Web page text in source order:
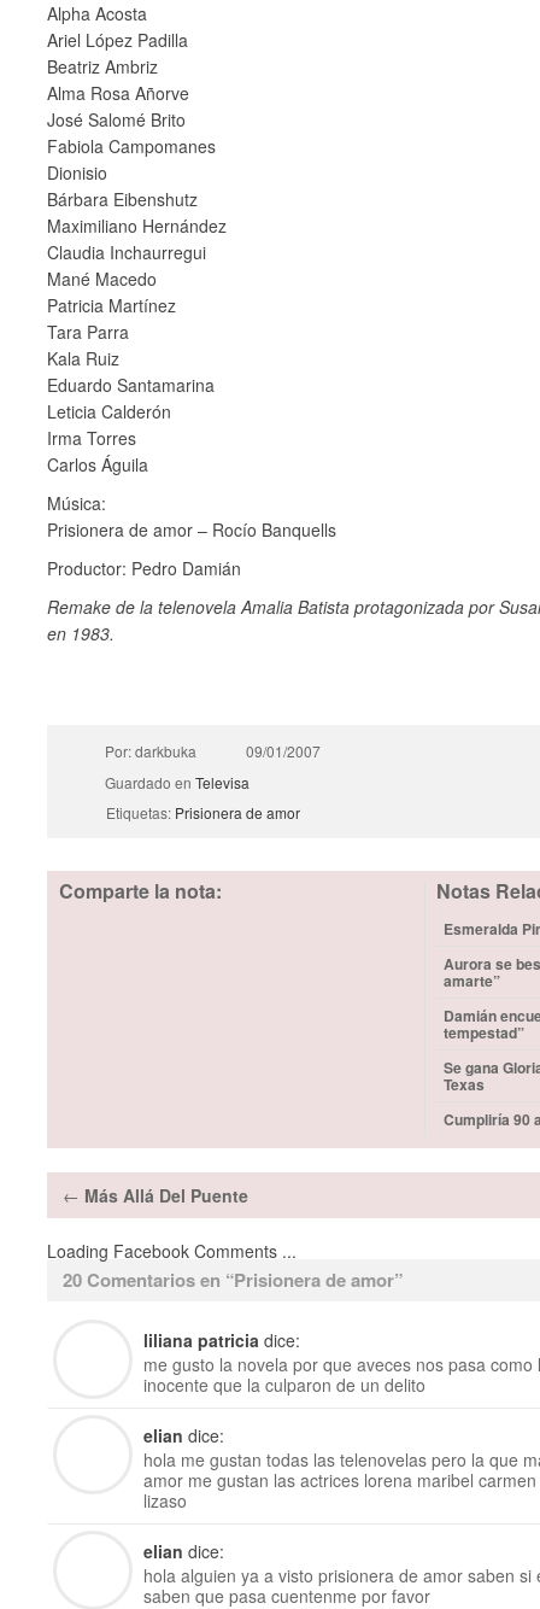
Alpha Acosta
Ariel López Padilla
Beatriz Ambriz
Alma Rosa Añorve
José Salomé Brito
Fabiola Campomanes
Dionisio
Bárbara Eibenshutz
Maximiliano Hernández
Claudia Inchaurregui
Mané Macedo
Patricia Martínez
Tara Parra
Kala Ruiz
Eduardo Santamarina
Leticia Calderón
Irma Torres
Carlos Águila
Música:
Prisionera de amor – Rocío Banquells
Productor: Pedro Damián
Remake de la telenovela Amalia Batista protagonizada por
en 1983.
Por: darkbuka
09/01/2007
Guardado en Televisa
Etiquetas: Prisionera de amor
Comparte la nota: Notas
Esmeralda
Aurora se
amarte”
Damián
tempestad”
Se gana
Texas
Cumpliría 90
← Más Allá Del Puente
Loading Facebook Comments ...
20 Comentarios en “Prisionera de amor”
liliana patricia dice:
me gusto la novela por que aveces nos pasa
inocente que la culparon de un delito
elian dice:
hola me gustan todas las telenovelas pero la que
amor me gustan las actrices lorena maribel
lizaso
elian dice:
hola alguien ya a visto prisionera de amor saben
saben que pasa cuentenme por favor